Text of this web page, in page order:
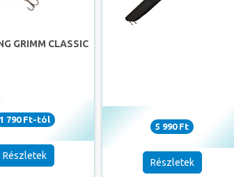
GRIMM CLASSIC
1 790 Ft-tól
Részletek
5 990 Ft
Részletek